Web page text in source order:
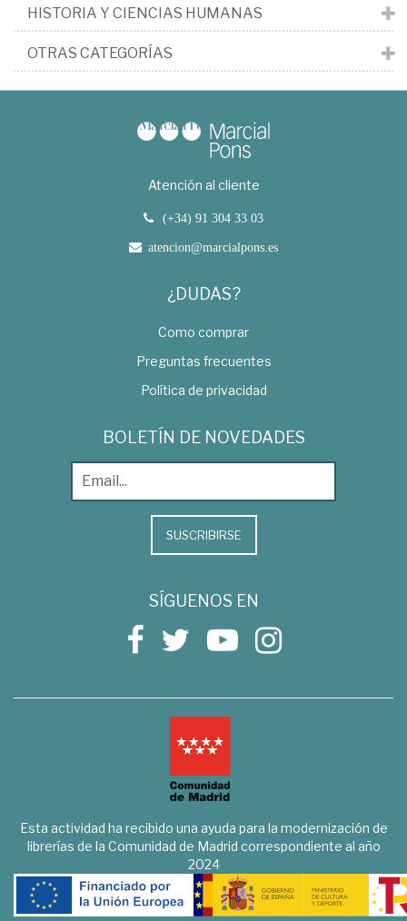
HISTORIA Y CIENCIAS HUMANAS
OTRAS CATEGORÍAS
Atención al cliente
(+34) 91 304 33 03
atencion@marcialpons.es
¿DUDAS?
Como comprar
Preguntas frecuentes
Política de privacidad
BOLETÍN DE NOVEDADES
SUSCRIBIRSE
SÍGUENOS EN
Esta actividad ha recibido una ayuda para la modernización de
librerías de la Comunidad de Madrid correspondiente al año
2024